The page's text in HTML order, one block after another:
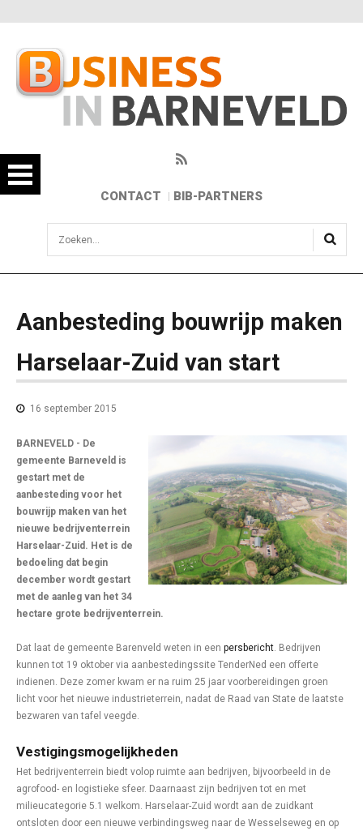
CONTACT BIB-PARTNERS
sisea.search
Aanbesteding bouwrijp maken
Harselaar-Zuid van start
16 september 2015
BARNEVELD - De
gemeente Barneveld is
gestart met de
aanbesteding voor het
bouwrijp maken van het
nieuwe bedrijventerrein
Harselaar-Zuid. Het is de
bedoeling dat begin
december wordt gestart
met de aanleg van het 34
hectare grote bedrijventerrein.
Dat laat de gemeente Barenveld weten in een persbericht. Bedrijven
kunnen tot 19 oktober via aanbestedingssite TenderNed een offerte
indienen. Deze zomer kwam er na ruim 25 jaar voorbereidingen groen
licht voor het nieuwe industrieterrein, nadat de Raad van State de laatste
bezwaren van tafel veegde.
Vestigingsmogelijkheden
Het bedrijventerrein biedt volop ruimte aan bedrijven, bijvoorbeeld in de
agrofood- en logistieke sfeer. Daarnaast zijn bedrijven tot en met
milieucategorie 5.1 welkom. Harselaar-Zuid wordt aan de zuidkant
ontsloten door een nieuwe verbindingsweg naar de Wesselseweg en op